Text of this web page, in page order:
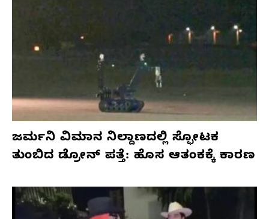
ಜರ್ಮನಿ ವಿಮಾನ ನಿಲ್ದಾಣದಲ್ಲಿ ಸ್ಫೋಟಕ
ತುಂಬಿದ ಡ್ರೋನ್ ಪತ್ತೆ: ಹೊಸ ಆತಂಕಕ್ಕೆ ಕಾರಣ